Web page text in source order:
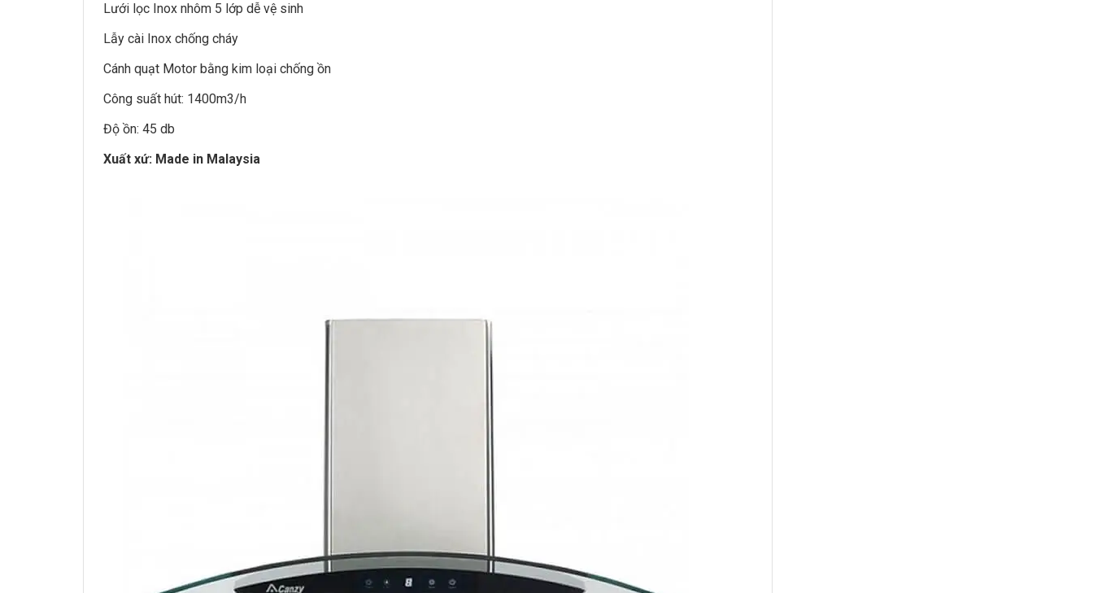
Lưới lọc Inox nhôm 5 lớp dễ vệ sinh
Lẫy cài Inox chống cháy
Cánh quạt Motor bằng kim loại chống ồn
Công suất hút: 1400m3/h
Độ ồn: 45 db
Xuất xứ: Made in Malaysia